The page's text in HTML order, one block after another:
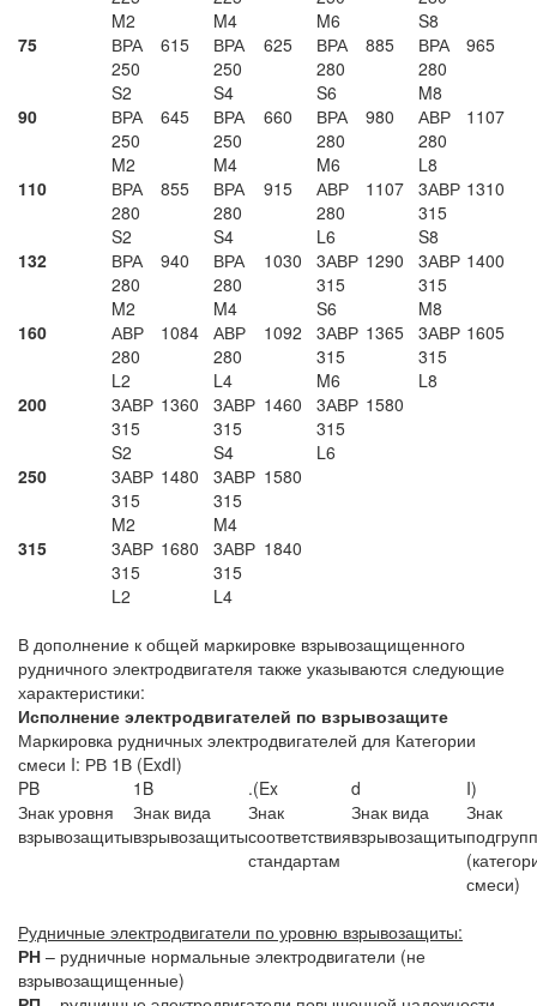
M2
M4
M6
S8
75
ВРА
250
S2
615
ВРА
250
S4
625
ВРА
280
S6
885
ВРА
280
M8
965
90
ВРА
250
M2
645
ВРА
250
M4
660
ВРА
280
M6
980
АВР
280
L8
1107
110
ВРА
280
S2
855
ВРА
280
S4
915
АВР
280
L6
1107 3АВР
315
S8
1310
132
ВРА
280
M2
940
ВРА
280
M4
1030
3АВР
315
S6
1290
3АВР
315
M8
1400
160
АВР
280
L2
1084 АВР
280
L4
1092
3АВР
315
M6
1365 3АВР
315
L8
1605
200
3АВР
315
S2
1360
3АВР
315
S4
1460
3АВР
315
L6
1580
250
3АВР
315
M2
1480
3АВР
315
M4
1580
315
3АВР
315
L2
1680
3АВР
315
L4
1840
В дополнение к общей маркировке взрывозащищенного
рудничного электродвигателя также указываются следующие
характеристики:
Исполнение электродвигателей по взрывозащите
Маркировка рудничных электродвигателей для Категории
смеси I: РВ 1В (ExdI)
PB
1B .(Ex d
I)
Знак уровня
взрывозащиты
Знак вида
взрывозащиты
Знак
соответствия
стандартам
Знак вида
взрывозащиты
Знак
смеси)
Рудничные электродвигатели по уровню взрывозащиты:
РН – рудничные нормальные электродвигатели (не
взрывозащищенные)